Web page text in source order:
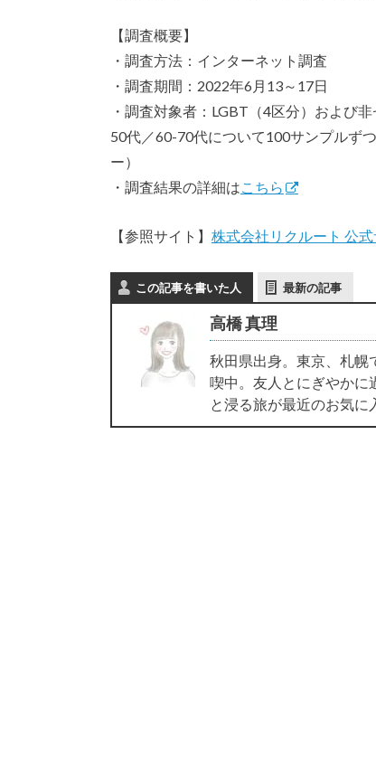
【調査概要】
・調査方法：インターネット調査
・調査期間：2022年6月13～17日
・調査対象者：LGBT（4区分）および
50代／60-70代について100サンプルず
ー）
・調査結果の詳細はこちら
【参照サイト】 株式会社リクルート 公式
この記事を書いた人 最新の記事
高橋 真理
秋田県出身。東京、札幌
喫中。友人とにぎやかに
と浸る旅が最近のお気に